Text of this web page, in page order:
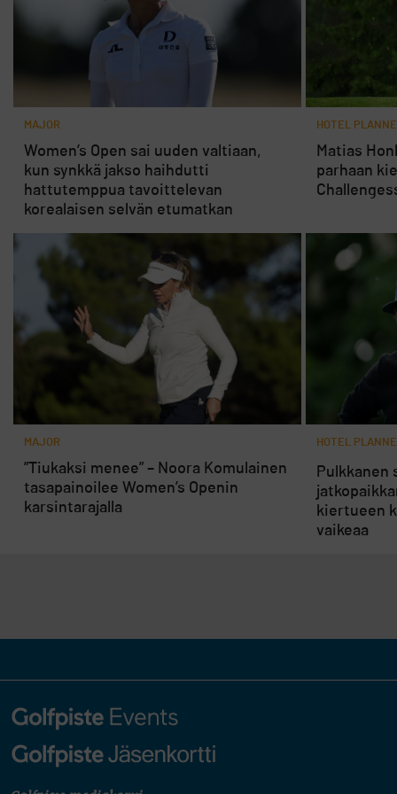
MAJOR
Women’s Open sai uuden valtiaan,
kun synkkä jakso haihdutti
hattutemppua tavoittelevan
korealaisen selvän etumatkan
HOTEL
Matias
parhaan
MAJOR
”Tiukaksi menee” – Noora Komulainen
tasapainoilee Women’s Openin
karsintarajalla
HOTEL
Pulkkanen
kiertueen
vaikeaa